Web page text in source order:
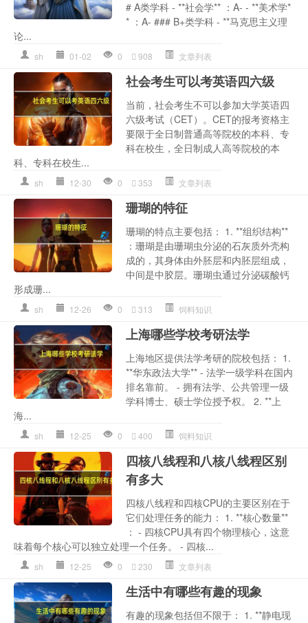
# A类学科 - **社会学** ：A- - **美术学*
* ：A- ### B+类学科 - **马克思主义理
论...
sh 01-02 0 908 文章列表
社会考生可以考英语四六级
当前，社会考生不可以参加大学英语四
六级考试（CET）。CET的报考资格主
要限于全日制普通高等院校的本科、专
科在校生，全日制成人高等院校的本
科、专科在校生...
sh 12-30 0 353 文章列表
珊瑚的特征
珊瑚的特点主要包括： 1. **组织结构**
：珊瑚是由珊瑚虫分泌的石灰质外壳构
成的，其身体由外胚层和内胚层组成，
中间是中胶层。珊瑚虫通过分泌碳酸钙
形成珊...
sh 12-26 0 313 饲料知识
上海哪些学校考研法学
上海地区提供法学考研的院校包括： 1.
**华东政法大学** - 法学一级学科在国内
排名靠前。 - 拥有法学、公共管理一级
学科博士、硕士学位授予权。 2. **上
海...
sh 12-25 0 400 饲料知识
四核八线程和八核八线程区别
有多大
四核八线程和四核CPU的主要区别在于
它们处理任务的能力： 1. **核心数量**
： - 四核CPU具有四个物理核心，这意
味着每个核心可以独立处理一个任务。 - 四核...
sh 12-25 0 230 文章列表
生活中有哪些有趣的现象
有趣的现象包括但不限于： 1. **静电现